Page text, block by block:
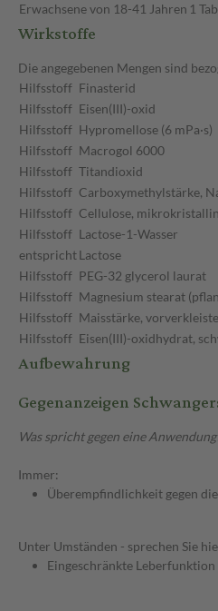
Erwachsene von 18-41 Jahren 1
Wirkstoffe
Die angegebenen Mengen sind
Hilfsstoff Finasterid
Hilfsstoff Eisen(III)-oxid
Hilfsstoff Hypromellose (6 mPa·s)
Hilfsstoff Macrogol 6000
Hilfsstoff Titandioxid
Hilfsstoff Carboxymethylstärke,
Hilfsstoff Cellulose,
Hilfsstoff Lactose-1-Wasser
entsprichtLactose
Hilfsstoff PEG-32 glycerol laurat
Hilfsstoff Magnesium stearat
Hilfsstoff Maisstärke,
Hilfsstoff Eisen(III)-oxidhydrat,
Aufbewahrung
Gegenanzeigen
Was spricht gegen eine
Immer:
Überempfindlichkeit gegen
Unter Umständen - sprechen Sie
Eingeschränkte Leberfunktion